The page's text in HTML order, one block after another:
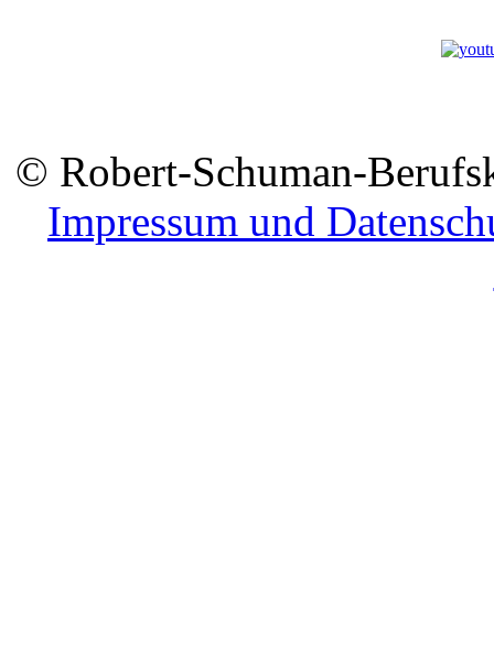
© Robert-Schuman-
Impressum und